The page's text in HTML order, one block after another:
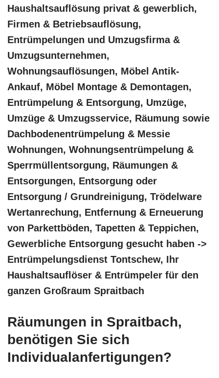
Haushaltsauflösung privat & gewerblich,
Firmen & Betriebsauflösung,
Entrümpelungen und Umzugsfirma &
Umzugsunternehmen,
Wohnungsauflösungen, Möbel Antik-
Ankauf, Möbel Montage & Demontagen,
Entrümpelung & Entsorgung, Umzüge,
Umzüge & Umzugsservice, Räumung sowie
Dachbodenentrümpelung & Messie
Wohnungen, Wohnungsentrümpelung &
Sperrmüllentsorgung, Räumungen &
Entsorgungen, Entsorgung oder
Entsorgung / Grundreinigung, Trödelware
Wertanrechung, Entfernung & Erneuerung
von Parkettböden, Tapetten & Teppichen,
Gewerbliche Entsorgung gesucht haben ->
Entrümpelungsdienst Tontschew, Ihr
Haushaltsauflöser & Entrümpeler für den
ganzen Großraum Spraitbach
Räumungen in Spraitbach,
benötigen Sie sich
Individualanfertigungen?